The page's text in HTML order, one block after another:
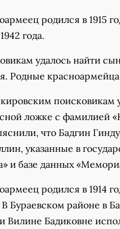
родился в 1915
года.
удалось найти
Родные
поисковикам
ложке с фамилией
что Бадгин
указанные в
и базе данных
родился в 1914
В Бураевском районе в
Вилине Бадиковне